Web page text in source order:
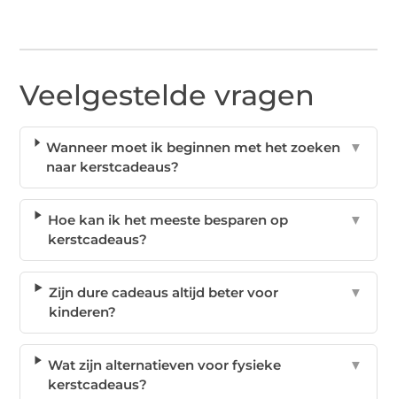
Veelgestelde vragen
Wanneer moet ik beginnen met het zoeken
naar kerstcadeaus?
▼
Hoe kan ik het meeste besparen op
kerstcadeaus?
▼
Zijn dure cadeaus altijd beter voor
kinderen?
▼
Wat zijn alternatieven voor fysieke
kerstcadeaus?
▼